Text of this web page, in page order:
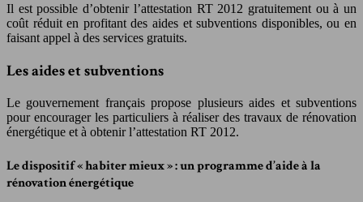
Il est possible d’obtenir l’attestation RT 2012 gratuitement ou à un
coût réduit en profitant des aides et subventions disponibles, ou en
faisant appel à des services gratuits.
Les aides et subventions
Le gouvernement français propose plusieurs aides et subventions
pour encourager les particuliers à réaliser des travaux de rénovation
énergétique et à obtenir l’attestation RT 2012.
Le dispositif « habiter mieux » : un programme d’aide à la
rénovation énergétique